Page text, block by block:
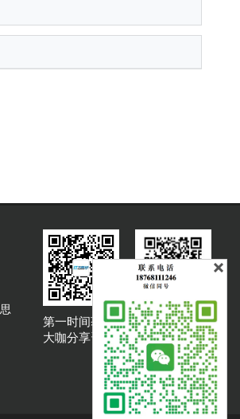
第一时间获取
大咖分享资讯
大咖说吐槽客服